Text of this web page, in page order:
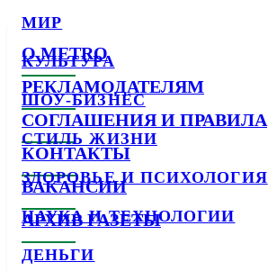
МИР
КУЛЬТУРА
ШОУ-БИЗНЕС
СТИЛЬ ЖИЗНИ
ЗДОРОВЬЕ И ПСИХОЛОГИЯ
НАУКА И ТЕХНОЛОГИИ
ДЕНЬГИ
О METRO
РЕКЛАМОДАТЕЛЯМ
СОГЛАШЕНИЯ И ПРАВИЛА
КОНТАКТЫ
ВАКАНСИИ
АРХИВ ГАЗЕТЫ